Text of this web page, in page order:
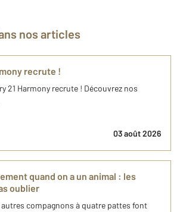
nos articles
recrute !
21 Harmony recrute ! Découvrez nos
03 août 2026
quand on a un animal : les
oublier
compagnons à quatre pattes font